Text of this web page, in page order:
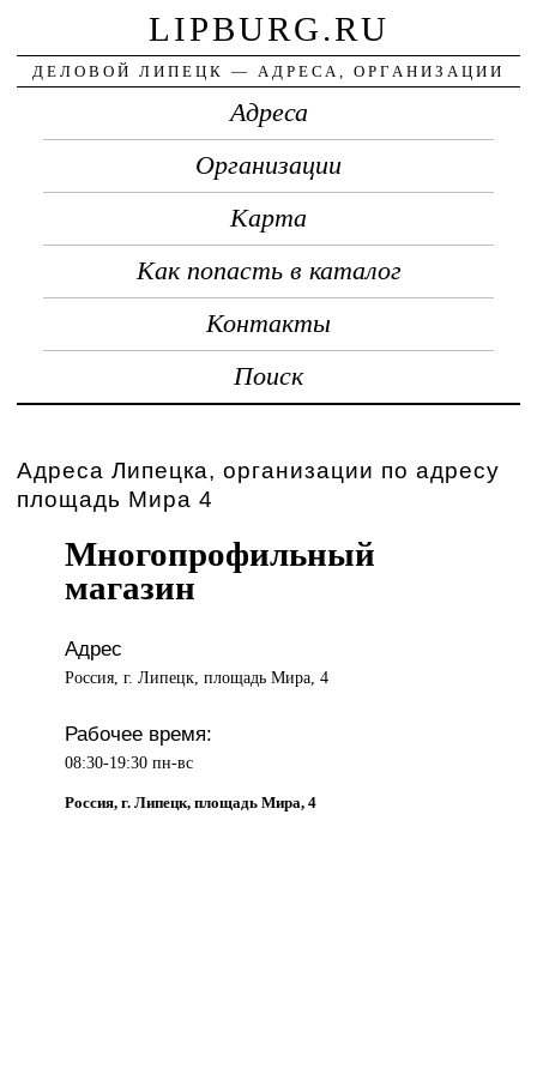
LIPBURG.RU
ДЕЛОВОЙ ЛИПЕЦК — АДРЕСА, ОРГАНИЗАЦИИ
Адреса
Организации
Карта
Как попасть в каталог
Контакты
Поиск
Адреса Липецка, организации по адресу
площадь Мира 4
Многопрофильный
магазин
Адрес
Россия, г. Липецк, площадь Мира, 4
Рабочее время:
08:30-19:30 пн-вс
Россия, г. Липецк, площадь Мира, 4